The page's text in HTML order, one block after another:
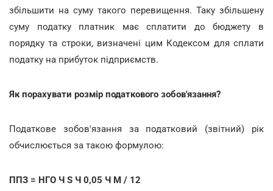
збільшити на суму такого перевищення. Таку збільшену
суму податку платник має сплатити до бюджету в
порядку та строки, визначені цим Кодексом для сплати
податку на прибуток підприємств.
Як порахувати розмір податкового зобов'язання?
Податкове зобов'язання за податковий (звітний) рік
обчислюється за такою формулою:
ППЗ = НГО Ч S Ч 0,05 Ч М / 12